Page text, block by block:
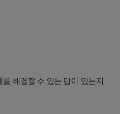
해결할 수 있는 답이 있는지